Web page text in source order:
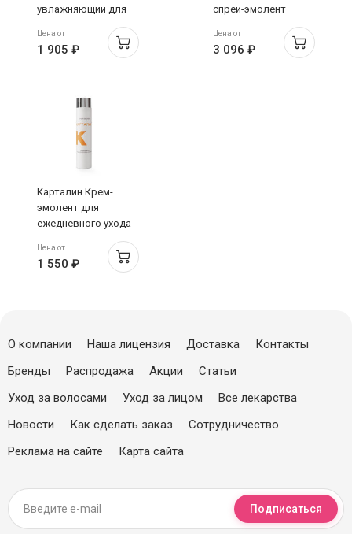
увлажняющий для
интимной зоны 40мл
Цена от
1 905 ₽
спрей-эмолент
Цена от
3 096 ₽
Карталин Крем-
эмолент для
ежедневного ухода
сухой кожей детей
0+ и взрослых 300мл
Цена от
1 550 ₽
О компании Наша лицензия Доставка
Контакты
Бренды
Распродажа Акции
Статьи
Уход за волосами
Уход за лицом
Все лекарства
Новости
Как сделать заказ
Сотрудничество
Реклама на сайте
Карта сайта
Подписаться